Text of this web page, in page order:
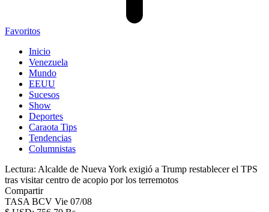
Favoritos
Inicio
Venezuela
Mundo
EEUU
Sucesos
Show
Deportes
Caraota Tips
Tendencias
Columnistas
Lectura: Alcalde de Nueva York exigió a Trump restablecer el TPS
tras visitar centro de acopio por los terremotos
Compartir
TASA BCV Vie 07/08